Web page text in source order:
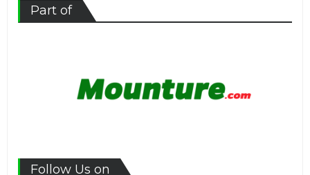
Part of
Follow Us on